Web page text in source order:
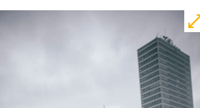
1
Touchtour für sehbehinderte und